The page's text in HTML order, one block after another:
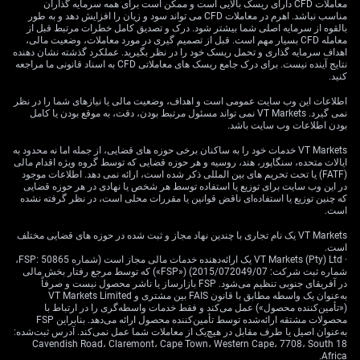
به اعتقاد ما، واگرایی سیاست پولی میان فدرال رزرو و بانک
مرکزی کانادا موتور اصلی حرکت است. با ثبت تورم هسته
PCE آمریکا در سطح 3.1% برای ماه مه، بازار اکنون طبق
ابزار CME FedWatch احتمال افزایش نرخ بهره فدرال رزرو
تا 2.5% کاهش یافته و به بانک مرکزی کانادا فضای بیشتری
برای ثابت نگه داشتن نرخ‌ها می‌دهد.
حتی با تثبیت نفت WTI در حوالی 85 دلار به ازای هر بشکه،
این موضوع حمایت چندانی از «لونی» نکرده است. قدرت
غالب دلار آمریکا اثر مثبت قیمت نفت را خنثی می‌کند.
افزایش غیرمنتظره ذخایر نفت خام آمریکا در هفته گذشته نیز
نشان می‌دهد نگرانی‌های سمت عرضه فعلاً مانع جهش
معنادار قیمت نفت می‌شود.
ابهام تجاری و موقعیت‌گیری
راهبردی
معاملات CFD دارای ریسک بالایی است و ممکن است برای همه سرمایه گذاران
مناسب نباشد. اهرم در معاملات CFD می تواند سود و زیان را افزایش دهد و به طور
بالقوه از سرمایه اصلی شما بیشتر شود. درک و تصدیق کامل خطرات مرتبط قبل از
معامله CFD بسیار مهم است. قبل از تصمیم گیری در مورد معاملات، وضعیت مالی،
اهداف سرمایه گذاری و تحمل ریسک خود را در نظر بگیرید. عملکرد گذشته نشان دهنده
نتایج آینده نیست. برای درک جامع ریسک های معاملاتی CFD به اسناد قانونی ما مراجعه
کنید.
اطلاعات این وب سایت عمومی است و اهداف، وضعیت مالی یا نیازهای شما را در نظر
نمی گیرد. VT Markets نمی تواند مسئول مرتبط بودن، دقت، به موقع بودن یا کامل
بودن اطلاعات وب سایت باشد.
VT Markets خدمات خود را به ساکنان برخی حوزه های قضایی، از جمله اما نه محدود به
ایالات متحده، سنگاپور، هند، روسیه و هر حوزه قضایی که توسط گروه ویژه اقدام مالی
(FATF) یا تحت تحریم های بین المللی ذکر شده است، ارائه نمی دهد. اطلاعات موجود
در این وب سایت برای توزیع یا استفاده توسط هر شخص یا نهادی در هر حوزه قضایی
که چنین توزیع یا استفاده‌ای ناقض قوانین یا مقررات محلی است، در نظر گرفته نشده
است.
VT Markets یک نام تجاری با چندین نهاد مجاز و ثبت شده در حوزه های قضایی مختلف
است.
· VT Markets (Pty) Ltd یک ارائه‌دهنده خدمات مالی مجاز است (شماره FSP: 50865،
شماره ثبت شرکت: 2015/072049/07) («FSP») که توسط مرجع رفتار بخش مالی
در آفریقای جنوبی تنظیم می‌شود. FSP بازارساز یا ناشر محصول نیست و صرفاً
به‌عنوان یک واسطه مطابق با قانون FAIS بین مشتری و VT Markets Limited
(«تأمین‌کننده محصول») عمل می‌کند و فقط خدمات واسطه‌گری را در ارتباط با
محصولات مشتقه ارائه‌شده توسط تأمین‌کننده محصول ارائه می‌دهد. بنابراین FSP
به‌عنوان اصیل یا طرف مقابل در هیچ‌یک از معاملات شما عمل نمی‌کند. آدرس ثبت‌شده:
18 Cavendish Road، Claremont، Cape Town، Western Cape، 7708، South
Africa.